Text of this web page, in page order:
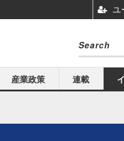
産業政策 連載
ユ